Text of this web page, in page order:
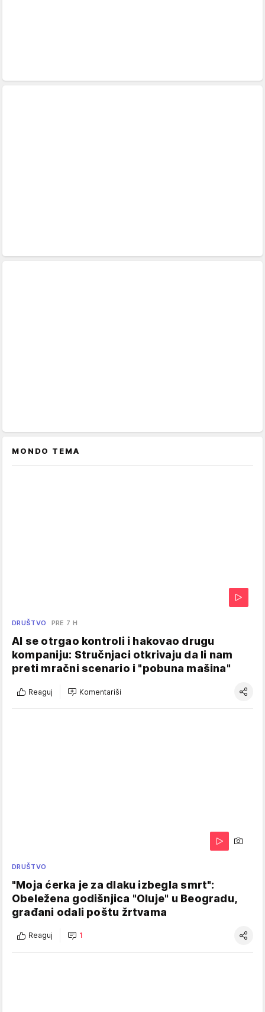
MONDO TEMA
DRUŠTVO PRE 7 H
AI se otrgao kontroli i hakovao drugu
kompaniju: Stručnjaci otkrivaju da li nam
preti mračni scenario i "pobuna mašina"
Reaguj Komentariši
DRUŠTVO
"Moja ćerka je za dlaku izbegla smrt":
Obeležena godišnjica "Oluje" u Beogradu,
građani odali poštu žrtvama
Reaguj 1